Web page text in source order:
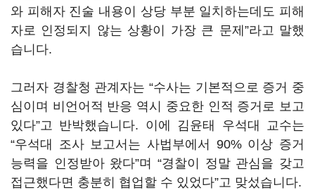
와 피해자 진술 내용이 상당 부분 일치하는데도 피해
자로 인정되지 않는 상황이 가장 큰 문제”라고 말했
습니다.
그러자 경찰청 관계자는 “수사는 기본적으로 증거 중
심이며 비언어적 반응 역시 중요한 인적 증거로 보고
있다”고 반박했습니다. 이에 김윤태 우석대 교수는
“우석대 조사 보고서는 사법부에서 90% 이상 증거
능력을 인정받아 왔다”며 “경찰이 정말 관심을 갖고
접근했다면 충분히 협업할 수 있었다”고 맞섰습니다.